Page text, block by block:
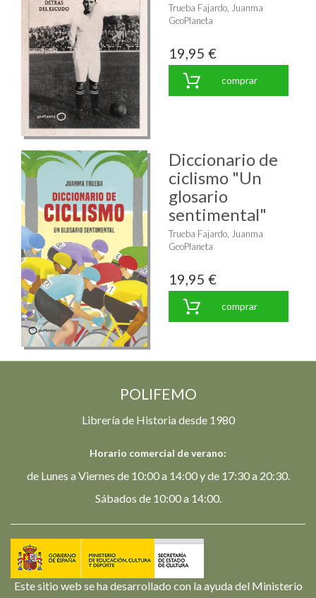
Trueba Fajardo, Juanma
GeoPlaneta
19,95 €
comprar
Diccionario de
ciclismo "Un
glosario
sentimental"
Trueba Fajardo, Juanma
GeoPlaneta
19,95 €
comprar
POLIFEMO
Librería de Historia desde 1980
Horario comercial de verano:
de Lunes a Viernes de 10:00 a 14:00 y de 17:30 a 20:30.
Sábados de 10:00 a 14:00.
Este sitio web se ha desarrollado con la ayuda del Ministerio